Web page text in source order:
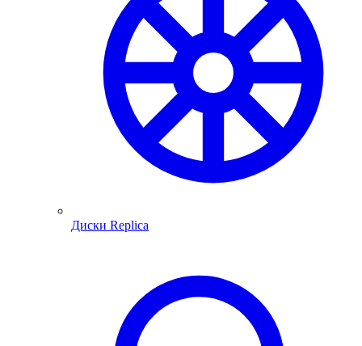
Диски Replica